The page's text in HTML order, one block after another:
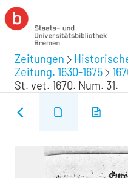
Zeitungen
Zeitung. 1630-1675
St. vet. 1670. Num. 31.